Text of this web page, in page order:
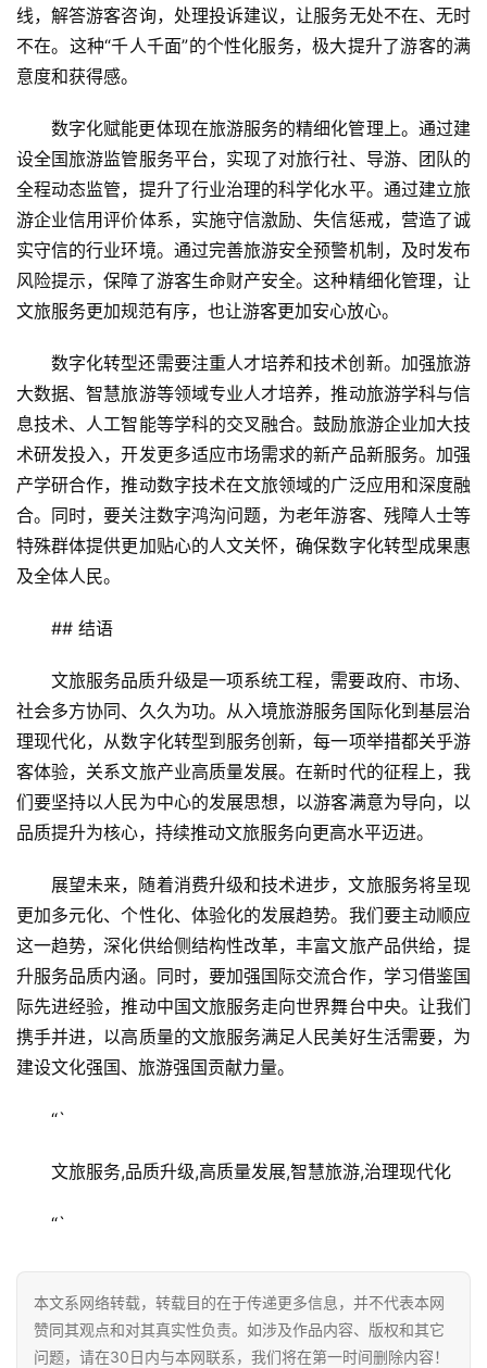
线，解答游客咨询，处理投诉建议，让服务无处不在、无时
不在。这种“千人千面”的个性化服务，极大提升了游客的满
意度和获得感。
数字化赋能更体现在旅游服务的精细化管理上。通过建
设全国旅游监管服务平台，实现了对旅行社、导游、团队的
全程动态监管，提升了行业治理的科学化水平。通过建立旅
游企业信用评价体系，实施守信激励、失信惩戒，营造了诚
实守信的行业环境。通过完善旅游安全预警机制，及时发布
风险提示，保障了游客生命财产安全。这种精细化管理，让
文旅服务更加规范有序，也让游客更加安心放心。
数字化转型还需要注重人才培养和技术创新。加强旅游
大数据、智慧旅游等领域专业人才培养，推动旅游学科与信
息技术、人工智能等学科的交叉融合。鼓励旅游企业加大技
术研发投入，开发更多适应市场需求的新产品新服务。加强
产学研合作，推动数字技术在文旅领域的广泛应用和深度融
合。同时，要关注数字鸿沟问题，为老年游客、残障人士等
特殊群体提供更加贴心的人文关怀，确保数字化转型成果惠
及全体人民。
## 结语
文旅服务品质升级是一项系统工程，需要政府、市场、
社会多方协同、久久为功。从入境旅游服务国际化到基层治
理现代化，从数字化转型到服务创新，每一项举措都关乎游
客体验，关系文旅产业高质量发展。在新时代的征程上，我
们要坚持以人民为中心的发展思想，以游客满意为导向，以
品质提升为核心，持续推动文旅服务向更高水平迈进。
展望未来，随着消费升级和技术进步，文旅服务将呈现
更加多元化、个性化、体验化的发展趋势。我们要主动顺应
这一趋势，深化供给侧结构性改革，丰富文旅产品供给，提
升服务品质内涵。同时，要加强国际交流合作，学习借鉴国
际先进经验，推动中国文旅服务走向世界舞台中央。让我们
携手并进，以高质量的文旅服务满足人民美好生活需要，为
建设文化强国、旅游强国贡献力量。
“`
文旅服务,品质升级,高质量发展,智慧旅游,治理现代化
“`
本文系网络转载，转载目的在于传递更多信息，并不代表本网
赞同其观点和对其真实性负责。如涉及作品内容、版权和其它
问题，请在30日内与本网联系，我们将在第一时间删除内容！